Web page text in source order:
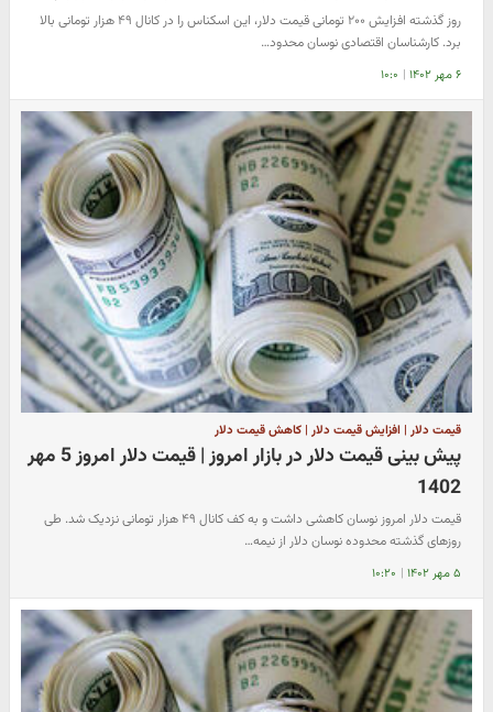
روز گذشته افزایش ۲۰۰ تومانی قیمت دلار، این اسکناس را در کانال ۴۹ هزار تومانی بالا
برد. کارشناسان اقتصادی نوسان محدود…
۶ مهر ۱۴۰۲ | ۱۰:۰
قیمت دلار | افزایش قیمت دلار | کاهش قیمت دلار
پیش بینی قیمت دلار در بازار امروز | قیمت دلار امروز 5 مهر
1402
قیمت دلار امروز نوسان کاهشی داشت و به کف کانال ۴۹ هزار تومانی نزدیک شد. طی
روزهای گذشته محدوده نوسان دلار از نیمه…
۵ مهر ۱۴۰۲ | ۱۰:۲۰